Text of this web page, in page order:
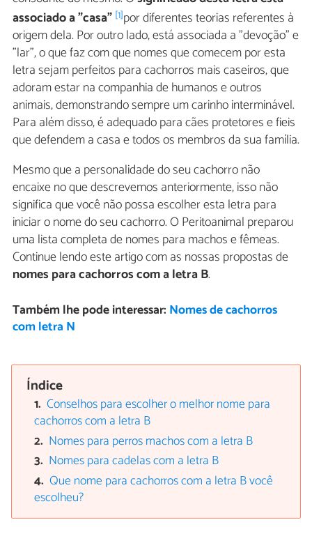
associado a "casa" [1]por diferentes teorias referentes à
origem dela. Por outro lado, está associada a "devoção" e
"lar", o que faz com que nomes que comecem por esta
letra sejam perfeitos para cachorros mais caseiros, que
adoram estar na companhia de humanos e outros
animais, demonstrando sempre um carinho interminável.
Para além disso, é adequado para cães protetores e fieis
que defendem a casa e todos os membros da sua família.
Mesmo que a personalidade do seu cachorro não
encaixe no que descrevemos anteriormente, isso não
significa que você não possa escolher esta letra para
iniciar o nome do seu cachorro. O Peritoanimal preparou
uma lista completa de nomes para machos e fêmeas.
Continue lendo este artigo com as nossas propostas de
nomes para cachorros com a letra B.
Também lhe pode interessar: Nomes de cachorros
com letra N
Índice
Conselhos para escolher o melhor nome para
cachorros com a letra B
Nomes para perros machos com a letra B
Nomes para cadelas com a letra B
Que nome para cachorros com a letra B você
escolheu?